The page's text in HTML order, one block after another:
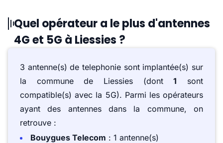
Quel opérateur a le plus d'antennes
4G et 5G à Liessies ?
3 antenne(s) de telephonie sont implantée(s) sur
la commune de Liessies (dont1 sont
compatible(s) avec la 5G). Parmi les opérateurs
ayant des antennes dans la commune, on
retrouve :
Bouygues Telecom : 1 antenne(s)